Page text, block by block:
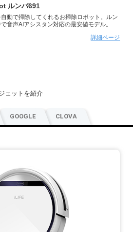
ルンバ691
自動で掃除してくれるお掃除ロボット。ルン
音声AIアシスタン対応の最安値モデル。
詳細ページ
ェットを紹介
GOOGLE CLOVA